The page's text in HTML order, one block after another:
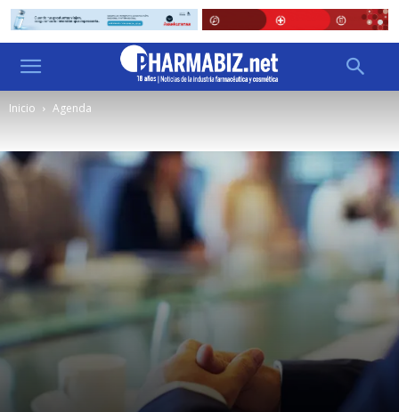
Inicio Agenda